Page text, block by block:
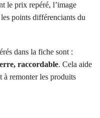
le prix repéré, l’image
points différenciants du
dans la fiche sont :
raccordable. Cela aide
à remonter les produits